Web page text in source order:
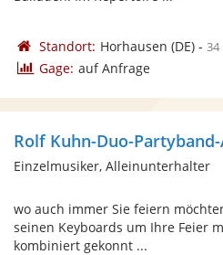
Standort: Horhausen (DE)- 34
Gage: auf Anfrage
Rolf Kuhn-Duo-
Einzelmusiker, Alleinunterhalter
wo auch immer Sie feiern
seinen Keyboards um Ihre Feier
kombiniert gekonnt ...